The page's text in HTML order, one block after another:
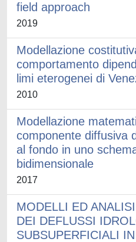
field approach
2019
Modellazione
comportamento
limi eterogenei di
2010
Modellazione
componente diffusiva
al fondo in uno
bidimensionale
2017
MODELLI ED
DEI DEFLUSSI
SUBSUPERFICIALI